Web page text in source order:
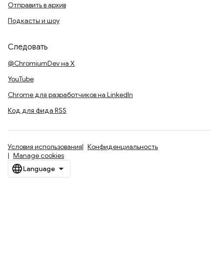
Отправить в архив
Подкасты и шоу
Следовать
@ChromiumDev на X
YouTube
Chrome для разработчиков на LinkedIn
Код для фида RSS
Условия использования
Конфиденциальность
Manage cookies